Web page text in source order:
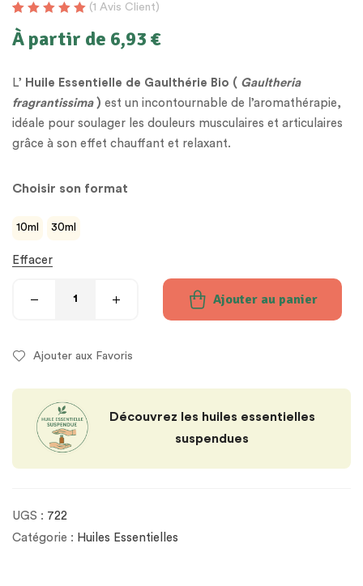
5 basé sur
(1 Avis Client)
À partir de 6,93 €
L’ Huile Essentielle de Gaulthérie Bio ( Gaultheria
fragrantissima) est un incontournable de l’aromathérapie,
idéale pour soulager les douleurs musculaires et articulaires
grâce à son effet chauffant et relaxant.
Choisir son format
10ml 30ml
Effacer
Ajouter au panier
Ajouter aux Favoris
Découvrez les huiles essentielles
suspendues
UGS : 722
Catégorie : Huiles Essentielles